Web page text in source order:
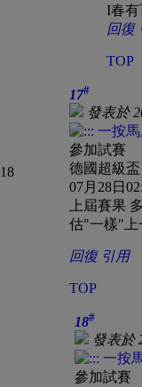
I春
回復
TOP
17#
發表於
參加試賽
德國超級盃
07月28日
上屆賽果
估"一樣"上
回復 引用
TOP
18#
發表於
參加試賽